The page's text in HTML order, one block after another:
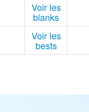
Voir les
blanks
Voir les
bests